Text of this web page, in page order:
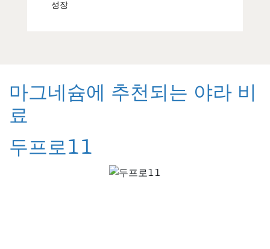
성장
마그네슘에 추천되는 야라 비
료
두프로11